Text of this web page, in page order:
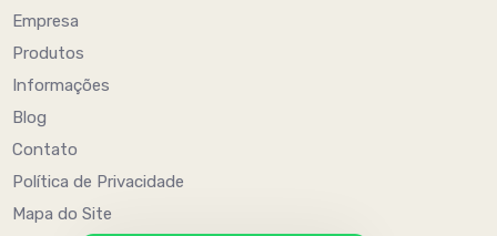
Empresa
Produtos
Informações
Blog
Contato
Política de Privacidade
Mapa do Site